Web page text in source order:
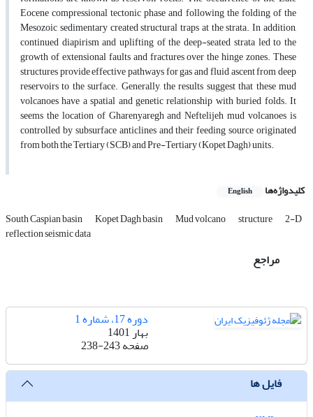
Eocene compressional tectonic phase and following the folding of the
Mesozoic sedimentary created structural traps at the strata. In addition,
continued diapirism and uplifting of the deep-seated strata led to the
growth of extensional faults and fractures over the hinge zones. These
structures provide effective pathways for gas and fluid ascent from deep
reservoirs to the surface. Generally, the results suggest that these mud
volcanoes have a spatial and genetic relationship with buried folds. It
seems the location of Gharenyaregh and Neftelijeh mud volcanoes is
controlled by subsurface anticlines and their feeding source originated
from both the Tertiary (SCB) and Pre-Tertiary (Kopet Dagh) units.
کلیدواژه‌ها English
South Caspian basin Kopet Dagh basin Mud volcano structure 2-D
reflection seismic data
مراجع
دوره 17، شماره 1
بهار 1401
صفحه238-243
فایل ها